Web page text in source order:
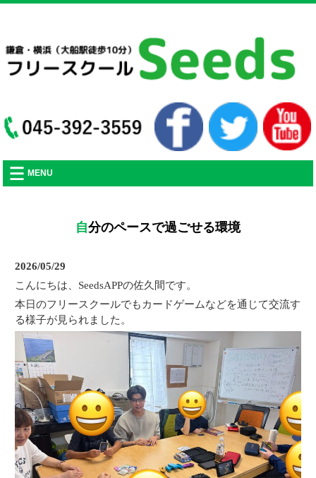
MENU
自分のペースで過ごせる環境
2026/05/29
こんにちは、SeedsAPPの佐久間です。
本日のフリースクールでもカードゲームなどを通じて交流す
る様子が見られました。